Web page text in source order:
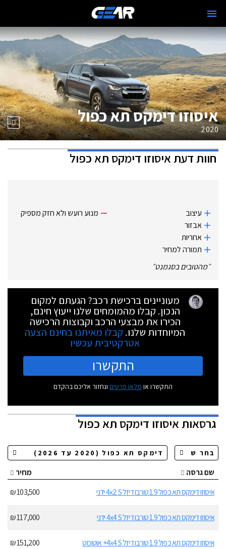
איסוזו דימקס תא כפול
2020
חוות דעתאיסוזו דימקס תא כפול
עיצוב
אבזור
אחריות
תמורה למחיר
מנוע רועש ולא חזק מספיק
״מהטובים בסגמנט״
מעוניינים ברכישת רכב? הגעתם למקום
הנכון. קבלו מהמומחים שלנו ייעוץ חינם,
הכירו את מבצעי הרכב וקבוצות הרכישה
המיוחדות שלנו. קבלו מאיתנו בחינם הצעה
אטרקטיבית עכשיו
התקשרו
התקשרו או מלאו פרטים ונחזור אליכם בהקדם
גרסאותאיסוזו דימקס תא כפול
שם גרסה
מחיר
איסוזו דימקס תא כפול 1.9 טורבו דיזל 4x2 S ידני
103,500 ₪
איסוזו דימקס תא כפול 1.9 טורבו דיזל 4x4 S ידני 117,000 ₪
איסוזו דימקס תא כפול 1.9 טורבו דיזל 4x4 S+ אוטומט 151,200 ₪